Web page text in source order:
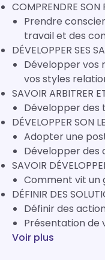
COMPRENDRE SON
Prendre
travail et des
DÉVELOPPER SES
Développer vos
vos styles
SAVOIR ARBITRER
Développer des
DÉVELOPPER SON
Adopter une
Développer des
SAVOIR
Comment vit un
DÉFINIR DES
Définir des
Présentation de
Voir plus